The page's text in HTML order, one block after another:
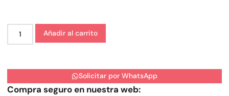
Añadir al carrito
Solicitar por WhatsApp
Compra seguro en nuestra web: